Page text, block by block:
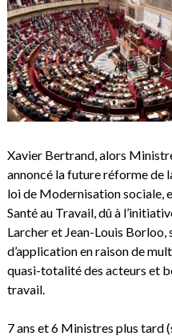
Xavier Bertrand, alors
annoncé la future réforme de
loi de Modernisation sociale,
Santé au Travail, dû à
Larcher et Jean-Louis
d’application en raison de
quasi-totalité des acteurs et
travail.
7 ans et 6 Ministres plus tard